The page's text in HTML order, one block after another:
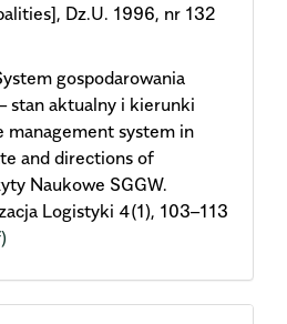
Dz.U. 1996, nr 132
gospodarowania
stan aktualny i kierunki
management system in
and directions of
Naukowe SGGW.
Logistyki 4(1), 103–113